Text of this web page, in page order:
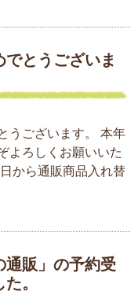
とうございま
うございます。 本年
よろしくお願いいた
から通販商品入れ替
通販」の予約受
。